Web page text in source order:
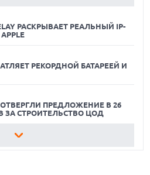
У СМАРТФОН
MAX 271PHW E14
РАСКРЫВАЕТ РЕАЛЬНЫЙ IP-
РЕКОРДНОЙ БАТАРЕЕЙ И
ПРЕДЛОЖЕНИЕ В 26
СТРОИТЕЛЬСТВО ЦОД